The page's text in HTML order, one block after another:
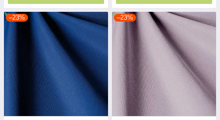
–23% –23%